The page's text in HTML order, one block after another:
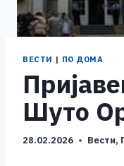
ВЕСТИ | ПО ДОМА
Шуто
28.02.2026 Вести,